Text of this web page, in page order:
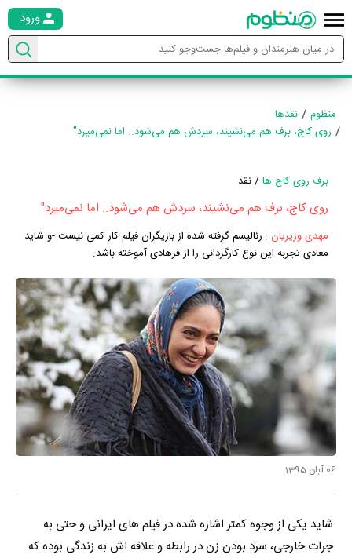
ورود
منظوم
نقدها
روی کاج، برف هم می‌نشیند، سردش هم می‌شود.. اما نمی‌میرد"
برف روی کاج ها/ نقد
روی کاج، برف هم می‌نشیند، سردش هم می‌شود.. اما نمی‌میرد"
مهدی وزیریان : رئالیسم گرفته شده از بازیگران فیلم کار کمی نیست -و شاید
معادی تجربه این نوع کارگردانی را از فرهادی آموخته باشد.
06 آبان 1395
شاید یکی از وجوه کمتر اشاره شده در فیلم های ایرانی و حتی به
جرات خارجی، سرد بودن زن در رابطه و علاقه اش به زندگی بوده که